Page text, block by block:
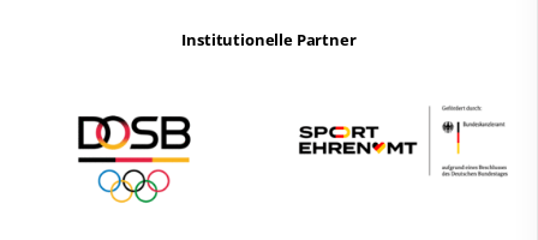
Institutionelle Partner